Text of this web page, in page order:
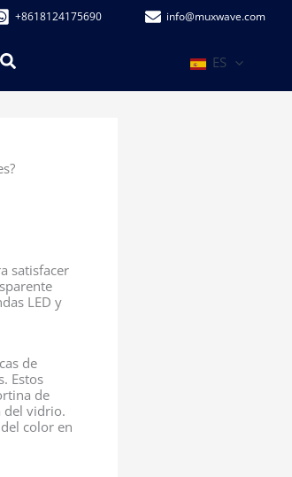
+8618124175690 info@muxwave.com
Buscar ES
satisfacer
LED y
de
Estos
de
del vidrio.
color en